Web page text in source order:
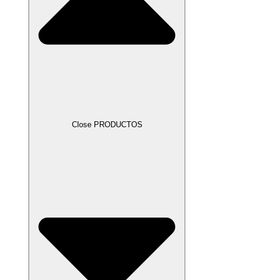
Close PRODUCTOS